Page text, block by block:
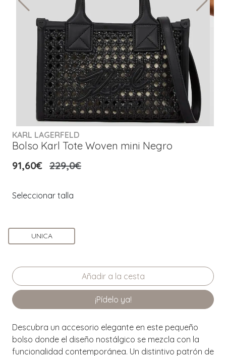
KARL LAGERFELD
Bolso Karl Tote Woven mini Negro
91,60€ 229,0€
Seleccionar talla
UNICA
¡Pídelo ya!
Descubra un accesorio elegante en este pequeño
bolso donde el diseño nostálgico se mezcla con la
funcionalidad contemporánea. Un distintivo patrón de